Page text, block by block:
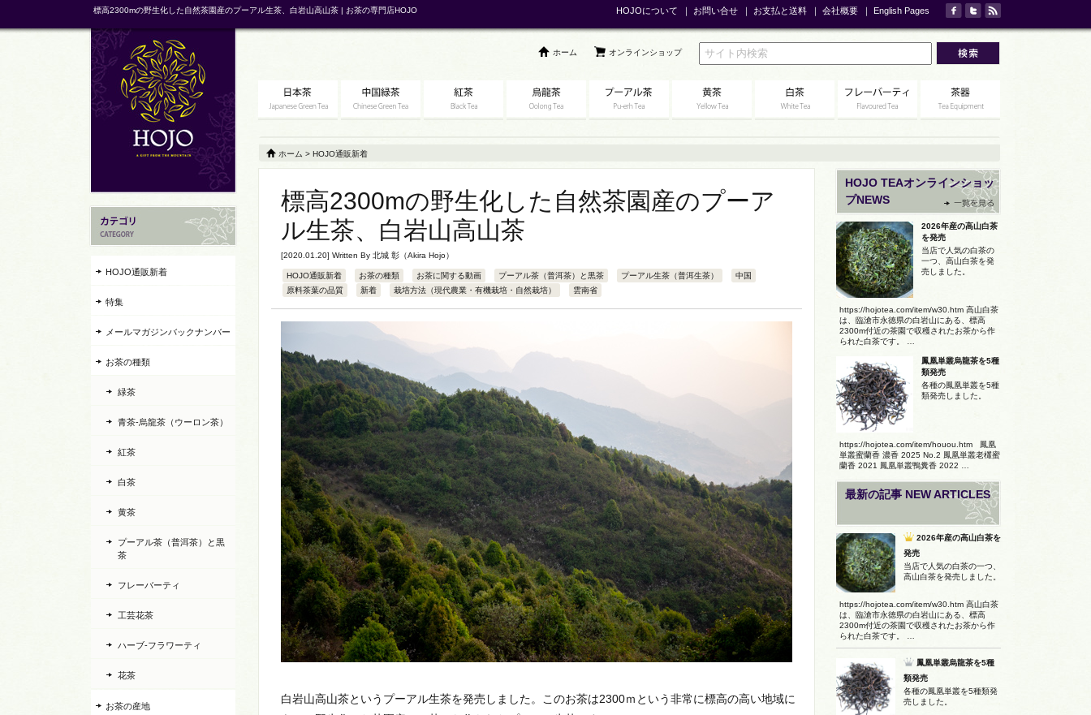
標高2300mの野生化した自然茶園産のプーアル生茶、白岩山高山茶 | お茶の専門店HOJO HOJOについて ｜ お問い合せ ｜ お支払と送料 ｜ 会社概要 ｜ English Pages
ホーム オンラインショップ
ホーム > HOJO通販新着
標高2300mの野生化した自然茶園産のプーア
ル生茶、白岩山高山茶
[2020.01.20] Written By 北城 彰（Akira Hojo）
HOJO通販新着 お茶の種類 お茶に関する動画 プーアル茶（普洱茶）と黒茶 プーアル生茶（普洱生茶）
中国
原料茶葉の品質
新着 栽培方法（現代農業・有機栽培・自然栽培） 雲南省
白岩山高山茶というプーアル生茶を発売しました。このお茶は2300ｍという非常に標高の高い地域に
HOJO TEAオンラインショッ
プNEWS
2026年産の高山白茶
を発売
当店で人気の白茶の
一つ、高山白茶を発
売しました。
https://hojotea.com/item/w30.htm 高山白茶
は、臨滄市永徳県の白岩山にある、標高
2300m付近の茶園で収穫されたお茶から作
られた白茶です。 …
鳳凰単叢烏龍茶を5種
類発売
各種の鳳凰単叢を5種
類発売しました。
https://hojotea.com/item/houou.htm 鳳凰
単叢蜜蘭香 濃香 2025 No.2 鳳凰単叢老欉蜜
蘭香 2021 鳳凰単叢鴨糞香 2022 …
最新の記事 NEW ARTICLES
2026年産の高山白茶を
発売
当店で人気の白茶の一つ、
高山白茶を発売しました。
https://hojotea.com/item/w30.htm 高山白茶
は、臨滄市永徳県の白岩山にある、標高
2300m付近の茶園で収穫されたお茶から作
られた白茶です。 …
鳳凰単叢烏龍茶を5種
類発売
各種の鳳凰単叢を5種類発
売しました。
HOJO通販新着
特集
メールマガジンバックナンバー
お茶の種類
緑茶
青茶-烏龍茶（ウーロン茶）
紅茶
白茶
黄茶
プーアル茶（普洱茶）と黒
茶
フレーバーティ
工芸花茶
ハーブ-フラワーティ
花茶
お茶の産地